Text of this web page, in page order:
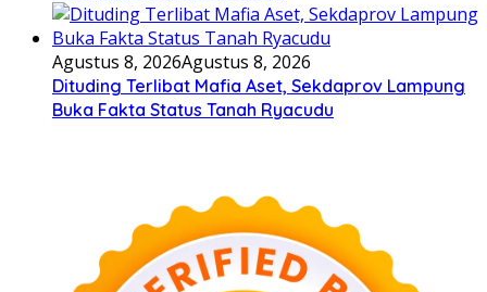
Agustus 8, 2026Agustus 8, 2026
Dituding Terlibat Mafia Aset, Sekdaprov Lampung
Buka Fakta Status Tanah Ryacudu